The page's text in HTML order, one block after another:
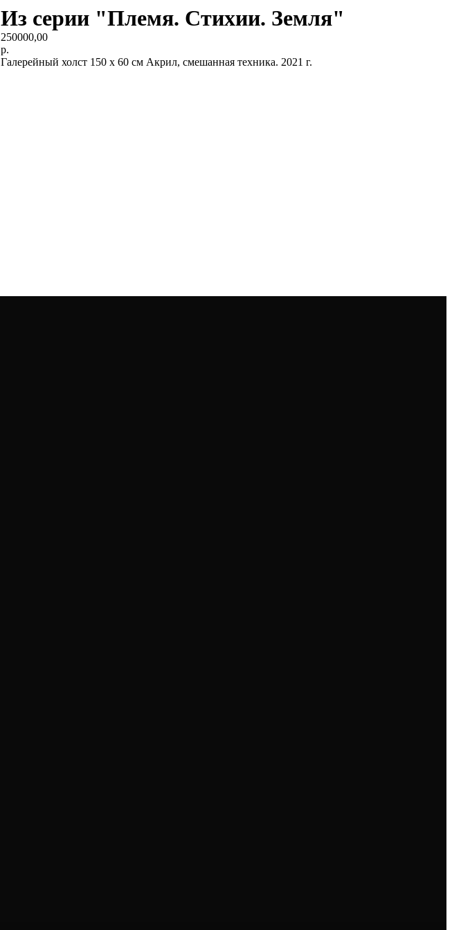
Из серии "Племя. Стихии. Земля"
250000,00
р.
Галерейный холст 150 х 60 см Акрил, смешанная техника. 2021 г.